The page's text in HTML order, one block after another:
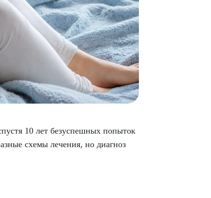
10 лет безуспешных попыток
схемы лечения, но диагноз